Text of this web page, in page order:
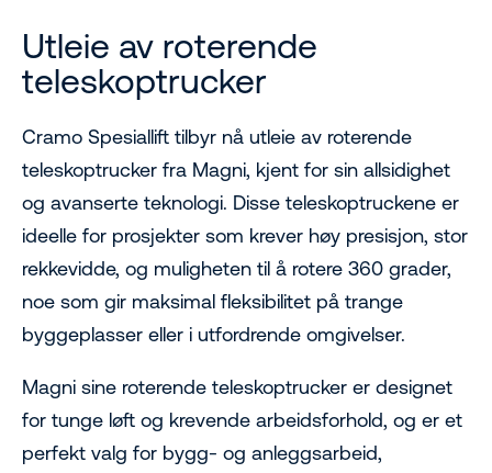
Utleie av roterende
teleskoptrucker
Cramo Spesiallift tilbyr nå utleie av roterende
teleskoptrucker fra Magni, kjent for sin allsidighet
og avanserte teknologi. Disse teleskoptruckene er
ideelle for prosjekter som krever høy presisjon, stor
rekkevidde, og muligheten til å rotere 360 grader,
noe som gir maksimal fleksibilitet på trange
byggeplasser eller i utfordrende omgivelser.
Magni sine roterende teleskoptrucker er designet
for tunge løft og krevende arbeidsforhold, og er et
perfekt valg for bygg- og anleggsarbeid,